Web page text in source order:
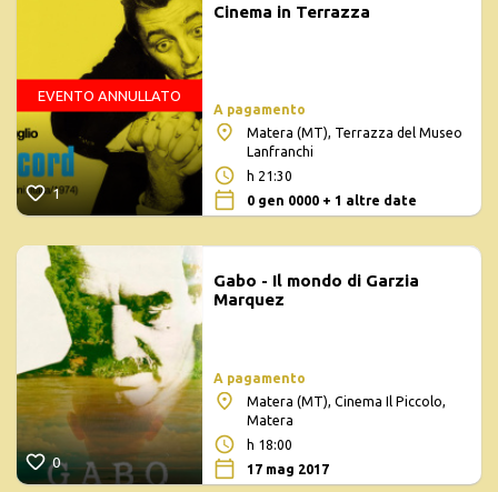
1
EVENTO ANNULLATO
Cinema in Terrazza
A pagamento
Matera (MT), Terrazza del Museo
Lanfranchi
h 21:30
0 gen 0000 + 1 altre date
0
Gabo - Il mondo di Garzia
Marquez
A pagamento
Matera (MT), Cinema Il Piccolo,
Matera
h 18:00
17 mag 2017